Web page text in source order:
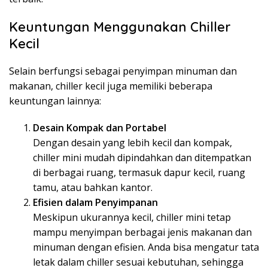
Keuntungan Menggunakan Chiller
Kecil
Selain berfungsi sebagai penyimpan minuman dan
makanan, chiller kecil juga memiliki beberapa
keuntungan lainnya:
Desain Kompak dan Portabel
Dengan desain yang lebih kecil dan kompak,
chiller mini mudah dipindahkan dan ditempatkan
di berbagai ruang, termasuk dapur kecil, ruang
tamu, atau bahkan kantor.
Efisien dalam Penyimpanan
Meskipun ukurannya kecil, chiller mini tetap
mampu menyimpan berbagai jenis makanan dan
minuman dengan efisien. Anda bisa mengatur tata
letak dalam chiller sesuai kebutuhan, sehingga